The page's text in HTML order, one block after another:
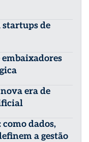
startups de
embaixadores
era de
dados,
a gestão